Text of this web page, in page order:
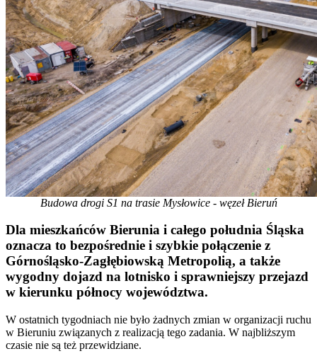
Budowa drogi S1 na trasie Mysłowice - węzeł Bieruń
Dla mieszkańców Bierunia i całego południa Śląska
oznacza to bezpośrednie i szybkie połączenie z
Górnośląsko-Zagłębiowską Metropolią, a także
wygodny dojazd na lotnisko i sprawniejszy przejazd
w kierunku północy województwa.
W ostatnich tygodniach nie było żadnych zmian w organizacji ruchu
w Bieruniu związanych z realizacją tego zadania. W najbliższym
czasie nie są też przewidziane.